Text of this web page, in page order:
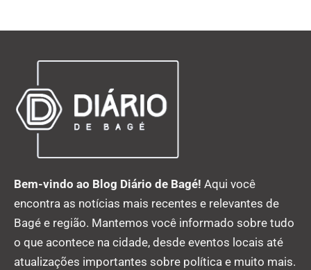
Bem-vindo ao Blog Diário de Bagé! Aqui você
encontra as notícias mais recentes e relevantes de
Bagé e região. Mantemos você informado sobre tudo
o que acontece na cidade, desde eventos locais até
atualizações importantes sobre política e muito mais.